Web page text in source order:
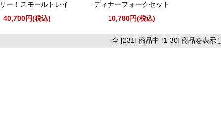
ー！スモールトレイ
40,700円(税込)
ディナーフォークセット
10,780円(税込)
全 [231] 商品中 [1-30] 商品を表示